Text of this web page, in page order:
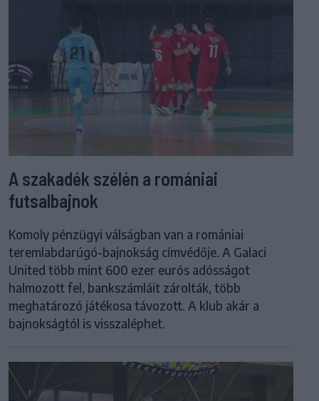
A szakadék szélén a romániai
futsalbajnok
Komoly pénzügyi válságban van a romániai
teremlabdarúgó-bajnokság címvédője. A Galaci
United több mint 600 ezer eurós adósságot
halmozott fel, bankszámláit zárolták, több
meghatározó játékosa távozott. A klub akár a
bajnokságtól is visszaléphet.